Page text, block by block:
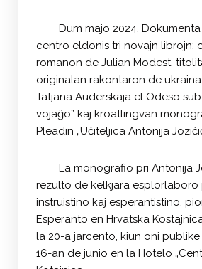
Dum majo 2024,
centro eldonis tri novajn librojn:
romanon de Julian Modest,
originalan rakontaron de
Tatjana Auderskaja el Odeso
vojaĝo” kaj kroatlingvan
Pleadin „Učiteljica Antonija
La monografio pri Antonija
rezulto de kelkjara esplorlaboro
instruistino kaj esperantistino,
Esperanto en Hrvatska
la 20-a jarcento, kiun oni
16-an de junio en la Hotelo